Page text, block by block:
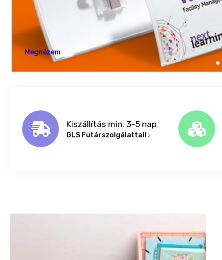
Megnézem
Kiszállítás min. 3-5 nap
GLS Futárszolgálattal!